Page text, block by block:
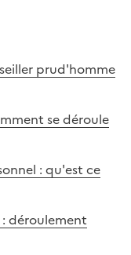
prud'homme
se déroule
: qu'est ce
déroulement